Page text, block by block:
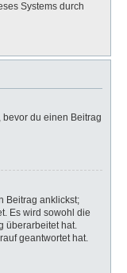
Systems durch
bevor du einen Beitrag
Beitrag anklickst;
Es wird sowohl die
überarbeitet hat.
geantwortet hat.